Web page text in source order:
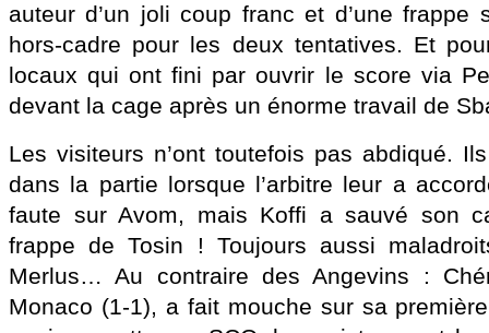
auteur d’un joli coup franc et d’une frappe
hors-cadre pour les deux tentatives. Et
locaux qui ont fini par ouvrir le score via
devant la cage après un énorme travail de
Les visiteurs n’ont toutefois pas abdiqué.
dans la partie lorsque l’arbitre leur a
faute sur Avom, mais Koffi a sauvé son
frappe de Tosin ! Toujours aussi
Merlus… Au contraire des Angevins :
Monaco (1-1), a fait mouche sur sa